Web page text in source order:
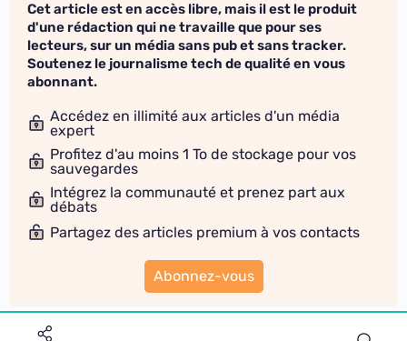
Cet article est en accès libre, mais il est le produit
d'une rédaction qui ne travaille que pour ses
lecteurs, sur un média sans pub et sans tracker.
Soutenez le journalisme tech de qualité en vous
abonnant.
Accédez en illimité aux articles d'un média
expert
Profitez d'au moins 1 To de stockage pour vos
sauvegardes
Intégrez la communauté et prenez part aux
débats
Partagez des articles premium à vos contacts
Abonnez-vous